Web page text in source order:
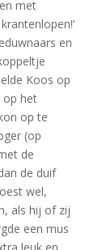
met
en
Koos op
op het
op te
(op
de
de duif
wel,
als hij of zij
een mus